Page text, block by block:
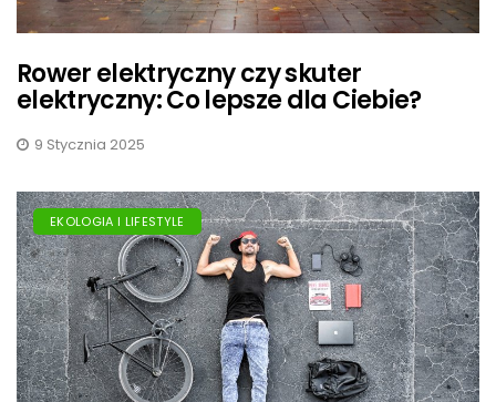
Rower elektryczny czy skuter
elektryczny: Co lepsze dla Ciebie?
9 Stycznia 2025
EKOLOGIA I LIFESTYLE